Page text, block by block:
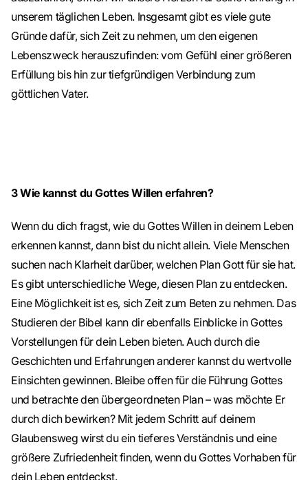
unserem täglichen Leben. Insgesamt gibt es viele gute
Gründe dafür, sich Zeit zu nehmen, um den eigenen
Lebenszweck herauszufinden: vom Gefühl einer größeren
Erfüllung bis hin zur tiefgründigen Verbindung zum
göttlichen Vater.
3Wie kannst du Gottes Willen erfahren?
Wenn du dich fragst, wie du Gottes Willen in deinem Leben
erkennen kannst, dann bist du nicht allein. Viele Menschen
suchen nach Klarheit darüber, welchen Plan Gott für sie hat.
Es gibt unterschiedliche Wege, diesen Plan zu entdecken.
Eine Möglichkeit ist es, sich Zeit zum Beten zu nehmen. Das
Studieren der Bibel kann dir ebenfalls Einblicke in Gottes
Vorstellungen für dein Leben bieten. Auch durch die
Geschichten und Erfahrungen anderer kannst du wertvolle
Einsichten gewinnen. Bleibe offen für die Führung Gottes
und betrachte den übergeordneten Plan – was möchte Er
durch dich bewirken? Mit jedem Schritt auf deinem
Glaubensweg wirst du ein tieferes Verständnis und eine
größere Zufriedenheit finden, wenn du Gottes Vorhaben für
dein Leben entdeckst.